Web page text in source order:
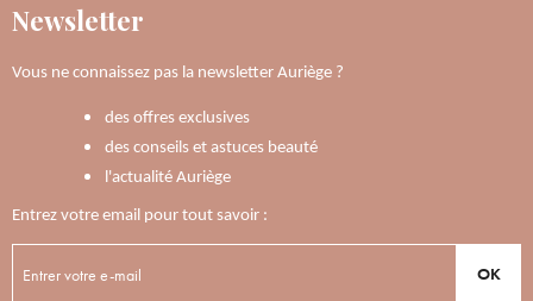
Newsletter
Vous ne connaissez pas la newsletter Auriège ?
des offres exclusives
des conseils et astuces beauté
l'actualité Auriège
Entrez votre email pour tout savoir :
OK